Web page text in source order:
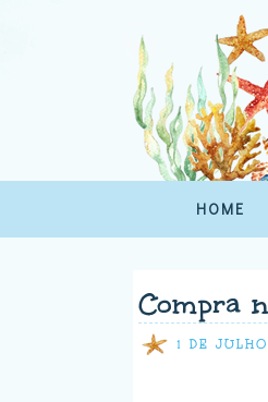
HOME
Compra
1 DE